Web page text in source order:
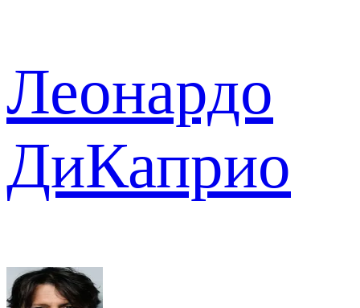
Леонардо
ДиКаприо